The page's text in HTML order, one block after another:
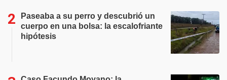
Paseaba a su perro y descubrió un
cuerpo en una bolsa: la escalofriante
hipótesis